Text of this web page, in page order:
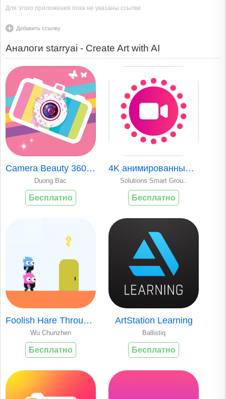
Для этого приложения пока не указаны ссылки
Добавить ссылку
Аналоги starryai - Create Art with AI
Camera Beauty 360 - Selfie Cam
Duong Bac
Бесплатно
4K анимированные живые обои
Solutions Smart Grou..
Бесплатно
Foolish Hare Through!
Wu Chunzhen
Бесплатно
ArtStation Learning
Ballistiq
Бесплатно